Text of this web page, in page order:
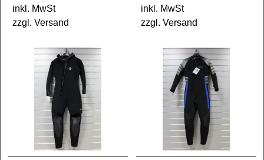
inkl. MwSt
zzgl. Versand
inkl. MwSt
zzgl. Versand